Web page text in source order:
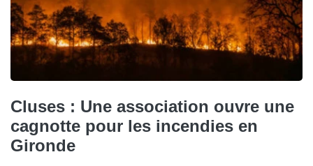
Cluses : Une association ouvre une
cagnotte pour les incendies en
Gironde